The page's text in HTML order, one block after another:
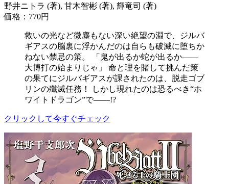
野井ニトラ (著), 甘木智彬 (著), 輝竜司 (著)
価格：770円
救いの光など微塵もない深い絶望の淵で、ジルバ
ギアスの脳裏に浮かんだのは自らも破滅に堕ちか
ねない禁忌の策。 「鬼が出るか蛇が出るか――
大博打の始まりじゃ」 命と理を賭して挑んだ策
の果てにジルバギアスが課されたのは、脱走ゴブ
リンの殲滅任務！ しかし現れたのは恐るべき“ホ
ワイトドラゴン”で――!?
クリックして今すぐチェック